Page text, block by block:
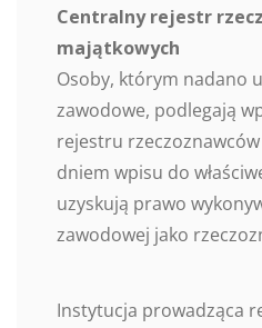
Centralny rejestr
majątkowych
Osoby, którym nadano
zawodowe, podlegają
rejestru
dniem wpisu do
uzyskują prawo
zawodowej jako
Instytucja prowadząca